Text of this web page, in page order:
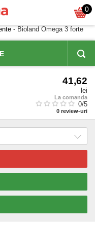
0
- Bioland Omega 3 forte
41,62
lei
La comanda
0/5
0 review-uri